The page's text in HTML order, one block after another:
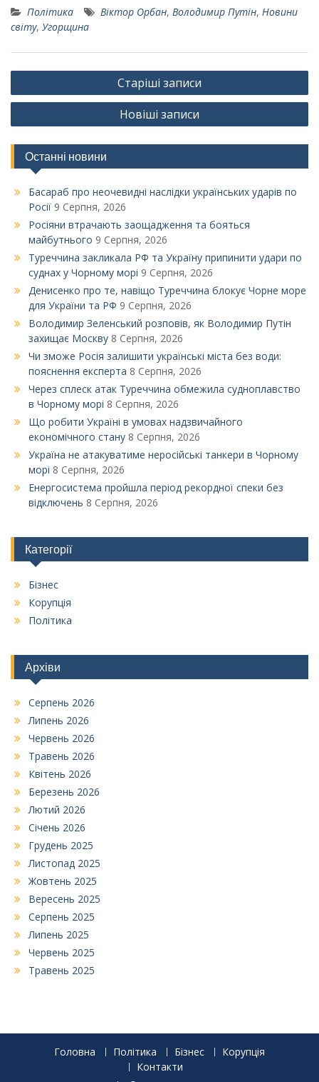
Політика Віктор Орбан, Володимир Путін, Новини
світу, Угорщина
Навігація
за
Старіші записи
Новіші записи
Останні новини
Басараб про неочевидні наслідки українських ударів по
Росії 9 Серпня, 2026
Росіяни втрачають заощадження та бояться
майбутнього 9 Серпня, 2026
Туреччина закликала РФ та Україну припинити удари по
суднах у Чорному морі 9 Серпня, 2026
Денисенко про те, навіщо Туреччина блокує Чорне море
для України та РФ 9 Серпня, 2026
Володимир Зеленський розповів, як Володимир Путін
захищає Москву 8 Серпня, 2026
Чи зможе Росія залишити українські міста без води:
пояснення експерта 8 Серпня, 2026
Через сплеск атак Туреччина обмежила судноплавство
в Чорному морі 8 Серпня, 2026
Що робити Україні в умовах надзвичайного
економічного стану 8 Серпня, 2026
Україна не атакуватиме неросійські танкери в Чорному
морі 8 Серпня, 2026
Енергосистема пройшла період рекордної спеки без
відключень 8 Серпня, 2026
Категорії
Бізнес
Корупція
Політика
Архіви
Серпень 2026
Липень 2026
Червень 2026
Травень 2026
Квітень 2026
Березень 2026
Лютий 2026
Січень 2026
Грудень 2025
Листопад 2025
Жовтень 2025
Вересень 2025
Серпень 2025
Липень 2025
Червень 2025
Травень 2025
Головна Політика Бізнес
Корупція
Контакти